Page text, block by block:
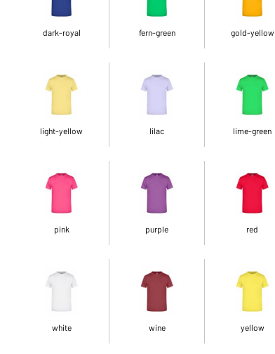
dark-royal fern-green gold-yellow
light-yellow lilac lime-green
pink purple red
white wine yellow